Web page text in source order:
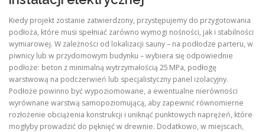
Kiedy projekt zostanie zatwierdzony, przystępujemy do przygotowania
podłoża, które musi spełniać zarówno wymogi nośności, jak i stabilności
wymiarowej. W zależności od lokalizacji sauny – na podłodze parteru, w
piwnicy lub w przydomowym budynku – wybiera się odpowiednie
podłoże: beton z minimalną wytrzymałością 25 MPa, podłogę
warstwową na podczerwień lub specjalistyczny panel izolacyjny.
Podłoże powinno być wypoziomowane, a ewentualne nierówności
wyrównane warstwą samopoziomującą, aby zapewnić równomierne
rozłożenie obciążenia konstrukcji i uniknąć punktowych naprężeń, które
mogłyby prowadzić do pęknięć w drewnie. Dodatkowo, w miejscach,